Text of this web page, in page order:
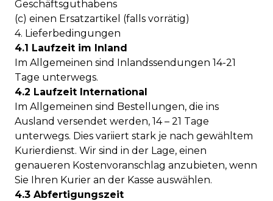
Geschäftsguthabens
(c) einen Ersatzartikel (falls vorrätig)
4. Lieferbedingungen
4.1 Laufzeit im Inland
Im Allgemeinen sind Inlandssendungen 14-21
Tage unterwegs.
4.2 Laufzeit International
Im Allgemeinen sind Bestellungen, die ins
Ausland versendet werden, 14 – 21 Tage
unterwegs. Dies variiert stark je nach gewähltem
Kurierdienst. Wir sind in der Lage, einen
genaueren Kostenvoranschlag anzubieten, wenn
Sie Ihren Kurier an der Kasse auswählen.
4.3 Abfertigungszeit